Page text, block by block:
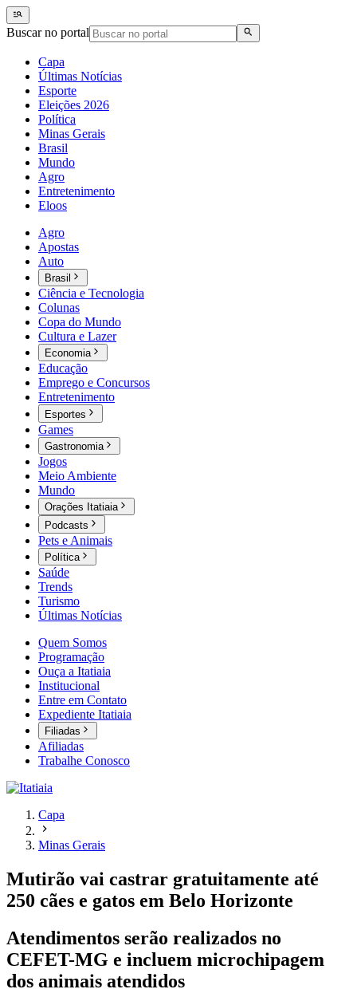
Buscar no portal
Capa
Últimas Notícias
Esporte
Eleições 2026
Política
Minas Gerais
Brasil
Mundo
Agro
Entretenimento
Eloos
Agro
Apostas
Auto
Brasil
Ciência e Tecnologia
Colunas
Copa do Mundo
Cultura e Lazer
Economia
Educação
Emprego e Concursos
Entretenimento
Esportes
Games
Gastronomia
Jogos
Meio Ambiente
Mundo
Orações Itatiaia
Podcasts
Pets e Animais
Política
Saúde
Trends
Turismo
Últimas Notícias
Quem Somos
Programação
Ouça a Itatiaia
Institucional
Entre em Contato
Expediente Itatiaia
Filiadas
Afiliadas
Trabalhe Conosco
Capa
Minas Gerais
Mutirão vai castrar gratuitamente até
250 cães e gatos em Belo Horizonte
Atendimentos serão realizados no
CEFET-MG e incluem microchipagem
dos animais atendidos